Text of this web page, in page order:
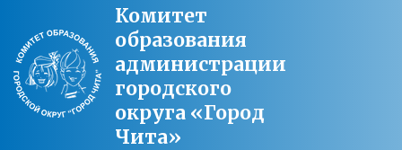
Комитет
образования
администрации
городского
округа «Город
Чита»